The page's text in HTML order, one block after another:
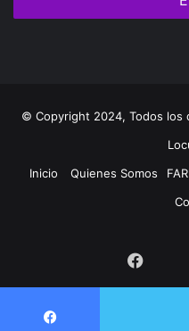
© Copyright 2024, Todos los
Inicio
Quienes Somos